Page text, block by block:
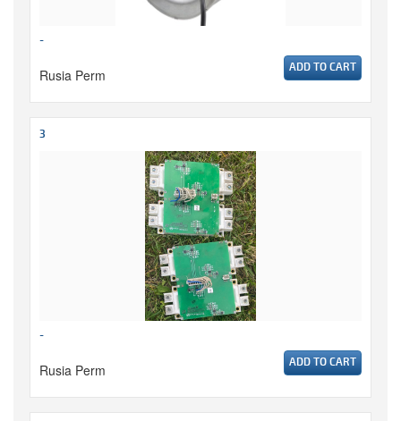
-
Rusia Perm ADD TO CART
3
-
Rusia Perm ADD TO CART